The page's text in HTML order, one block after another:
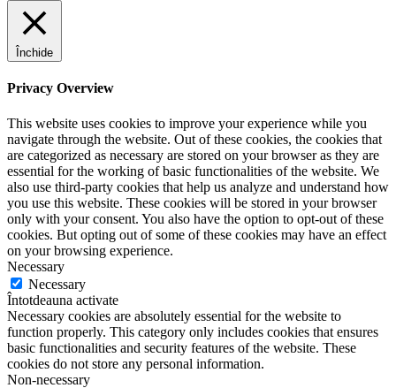
Închide
Privacy Overview
This website uses cookies to improve your experience while you
navigate through the website. Out of these cookies, the cookies that
are categorized as necessary are stored on your browser as they are
essential for the working of basic functionalities of the website. We
also use third-party cookies that help us analyze and understand how
you use this website. These cookies will be stored in your browser
only with your consent. You also have the option to opt-out of these
cookies. But opting out of some of these cookies may have an effect
on your browsing experience.
Necessary
Necessary
Întotdeauna activate
Necessary cookies are absolutely essential for the website to
function properly. This category only includes cookies that ensures
basic functionalities and security features of the website. These
cookies do not store any personal information.
Non-necessary